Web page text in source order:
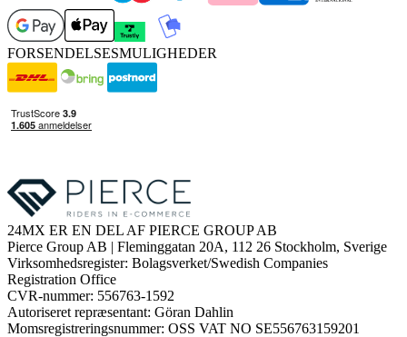
FORSENDELSESMULIGHEDER
24MX ER EN DEL AF PIERCE GROUP AB
Pierce Group AB | Fleminggatan 20A, 112 26 Stockholm, Sverige
Virksomhedsregister: Bolagsverket/Swedish Companies
Registration Office
CVR-nummer: 556763-1592
Autoriseret repræsentant: Göran Dahlin
Momsregistreringsnummer: OSS VAT NO SE556763159201